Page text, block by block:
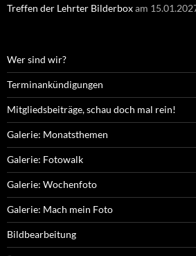
Treffen der Lehrter Bilderboxam
Wer sind wir?
Terminankündigungen
Mitgliedsbeiträge, schau doch mal rein!
Galerie: Monatsthemen
Galerie: Fotowalk
Galerie: Wochenfoto
Galerie: Mach mein Foto
Bildbearbeitung